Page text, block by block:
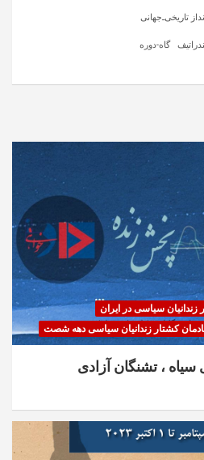
تاریخی‌ـ‌جهانی
گاه-دوره
سیاسی در ایران
کشتار زندانیان سیاسی دهه شصت
، تشنگان آزادی